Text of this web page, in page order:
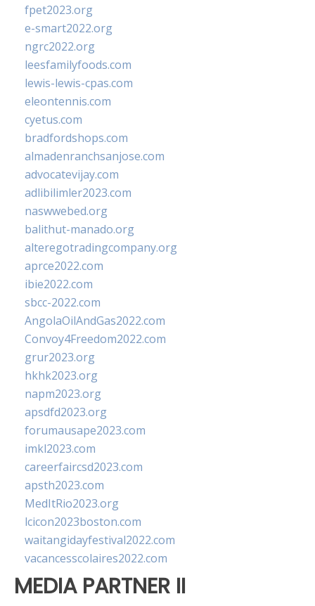
fpet2023.org
e-smart2022.org
ngrc2022.org
leesfamilyfoods.com
lewis-lewis-cpas.com
eleontennis.com
cyetus.com
bradfordshops.com
almadenranchsanjose.com
advocatevijay.com
adlibilimler2023.com
naswwebed.org
balithut-manado.org
alteregotradingcompany.org
aprce2022.com
ibie2022.com
sbcc-2022.com
AngolaOilAndGas2022.com
Convoy4Freedom2022.com
grur2023.org
hkhk2023.org
napm2023.org
apsdfd2023.org
forumausape2023.com
imkl2023.com
careerfaircsd2023.com
apsth2023.com
MedItRio2023.org
lcicon2023boston.com
waitangidayfestival2022.com
vacancesscolaires2022.com
MEDIA PARTNER II